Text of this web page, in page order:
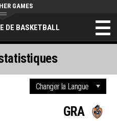
DE BASKETBALL
GAMES
GRA